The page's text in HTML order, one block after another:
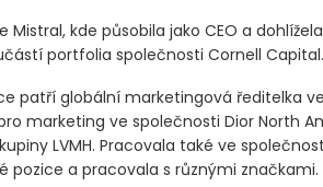
Mistral, kde působila jako CEO a
portfolia společnosti Cornell Capital.
patří globální marketingová ředitelka
marketing ve společnosti Dior North
LVMH. Pracovala také ve
pozice a pracovala s různými značkami.